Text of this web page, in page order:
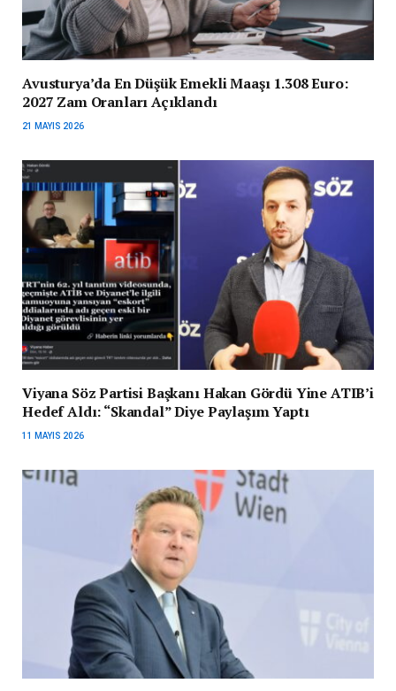
Avusturya’da En Düşük Emekli Maaşı 1.308 Euro:
2027 Zam Oranları Açıklandı
21 MAYIS 2026
Viyana Söz Partisi Başkanı Hakan Gördü Yine ATIB’i
Hedef Aldı: “Skandal” Diye Paylaşım Yaptı
11 MAYIS 2026